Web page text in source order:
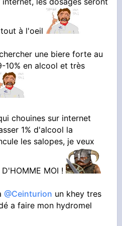
laisser la casserole
au chaud
dans le pot, et bien
(que le jaune) et
Bien finement. En
mixeur, on joue du
et compléter avec
ce
récupérant une partie du
refaire un pot
à l'oeil
une biere forte au
10% en alcool et très
chouines sur internet
1% d'alcool la
les salopes, je veux
D'HOMME MOI !
@Ceinturion un khey tres
a faire mon hydromel